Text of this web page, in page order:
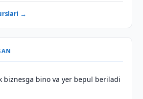
→
biznesga bino va yer bepul beriladi